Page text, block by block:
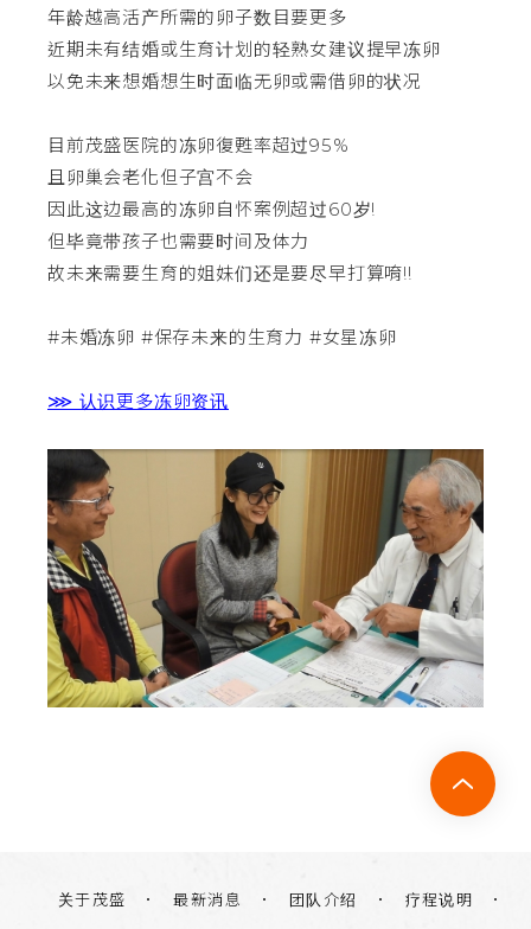
年龄越高活产所需的卵子数目要更多
近期未有结婚或生育计划的轻熟女建议提早冻卵
以免未来想婚想生时面临无卵或需借卵的状况
目前茂盛医院的冻卵復甦率超过95%
且卵巢会老化但子宫不会
因此这边最高的冻卵自怀案例超过60岁!
但毕竟带孩子也需要时间及体力
故未来需要生育的姐妹们还是要尽早打算唷!!
#未婚冻卵 #保存未来的生育力 #女星冻卵
⋙ 认识更多冻卵资讯
关于茂盛 最新消息 团队介绍 疗程说明